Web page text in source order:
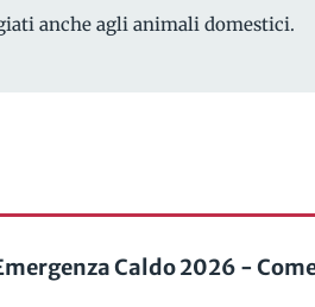
anche agli animali domestici.
Caldo 2026 -